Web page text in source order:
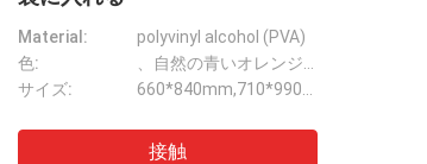
浮彫りにされた水溶性の非編まれた生地、PVAの非編まれた行間に書き込む生地
溶性の非編まれた生地